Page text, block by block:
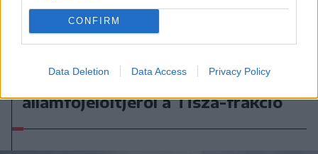
CONFIRM
Data Deletion Data Access Privacy Policy
Szombaton szavaz az
államfőjelöltjéről a Tisza-frakció